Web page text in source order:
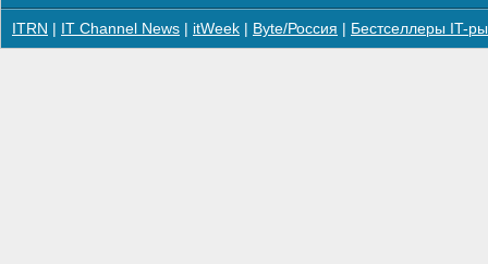
ITRN IT Channel News itWeek Byte/Россия Бестселлеры IT-